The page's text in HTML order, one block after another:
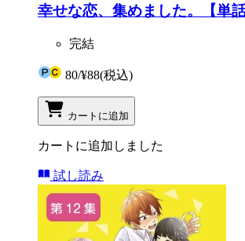
幸せな恋、集めました。【単
完結
80/¥88(税込)
カートに追加
カートに追加しました
試し読み